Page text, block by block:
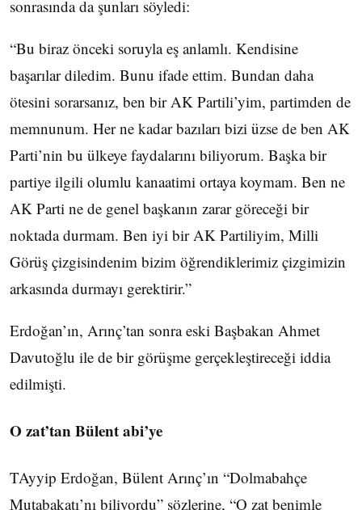
sonrasında da şunları söyledi:
“Bu biraz önceki soruyla eş anlamlı. Kendisine
başarılar diledim. Bunu ifade ettim. Bundan daha
ötesini sorarsanız, ben bir AK Partili’yim, partimden de
memnunum. Her ne kadar bazıları bizi üzse de ben AK
Parti’nin bu ülkeye faydalarını biliyorum. Başka bir
partiye ilgili olumlu kanaatimi ortaya koymam. Ben ne
AK Parti ne de genel başkanın zarar göreceği bir
noktada durmam. Ben iyi bir AK Partiliyim, Milli
Görüş çizgisindenim bizim öğrendiklerimiz çizgimizin
arkasında durmayı gerektirir.”
Erdoğan’ın, Arınç’tan sonra eski Başbakan Ahmet
Davutoğlu ile de bir görüşme gerçekleştireceği iddia
edilmişti.
O zat’tan Bülent abi’ye
TAyyip Erdoğan, Bülent Arınç’ın “Dolmabahçe
Mutabakatı’nı biliyordu” sözlerine, “O zat benimle